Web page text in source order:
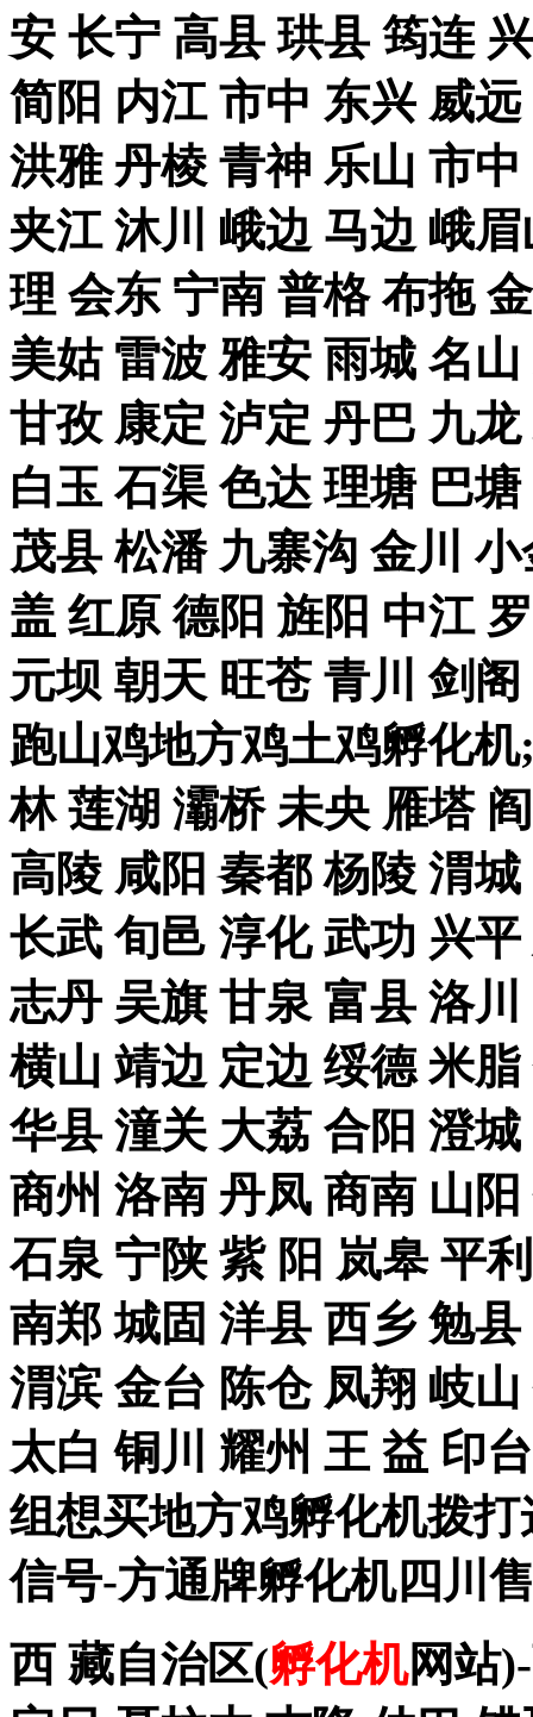
安 长宁 高县 珙县 筠连
简阳 内江 市中 东兴 威
洪雅 丹棱 青神 乐山 市
夹江 沐川 峨边 马边 峨
理 会东 宁南 普格 布拖
美姑 雷波 雅安 雨城 名
甘孜 康定 泸定 丹巴 九
白玉 石渠 色达 理塘 巴
茂县 松潘 九寨沟 金川
盖 红原 德阳 旌阳 中江
元坝 朝天 旺苍 青川 剑
跑山鸡地方鸡土鸡孵化
林 莲湖 灞桥 未央 雁塔
高陵 咸阳 秦都 杨陵 渭
长武 旬邑 淳化 武功 兴
志丹 吴旗 甘泉 富县 洛
横山 靖边 定边 绥德 米
华县 潼关 大荔 合阳 澄
商州 洛南 丹凤 商南 山
石泉 宁陕 紫 阳 岚皋 平
南郑 城固 洋县 西乡 勉
渭滨 金台 陈仓 凤翔 岐
太白 铜川 耀州 王 益 印
组想买地方鸡孵化机拨打
信号-方通牌孵化机四川
西 藏自治区(孵化机网站